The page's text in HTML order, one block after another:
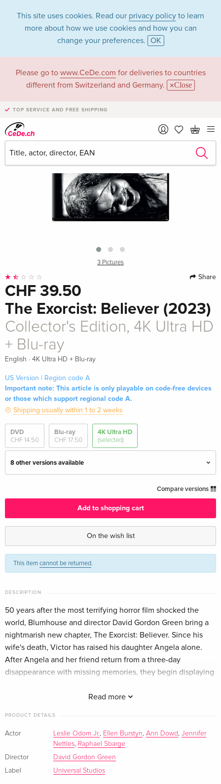
This site uses cookies. Read our privacy policy to learn
more about how we use cookies and how you can
change your preferences. OK
Please go to www.CeDe.com for deliveries to countries
different from Switzerland and Germany.
Close
TOP SERVICE AND FREE SHIPPING
›
3 Pictures
Share
CHF 39.50
The Exorcist: Believer (2023)
Collector's Edition, 4K Ultra HD
+ Blu-ray
English · 4K Ultra HD + Blu-ray
US Version | Region code A
Important note: This article is only playable on code-free devices
or those which support regional code A.
Shipping usually within 1 to 2 weeks
DVD
CHF 14.50
Blu-ray
CHF 17.50
4K Ultra HD
(selected)
8 other versions available
CHF 33.50
Limited Edition, Steelbook, 4K Ultra HD + Blu-
CHF 54.50
Limited Special Edition, Steelbook, 4K Ultra
HD + Blu-ray
Collector's Edition, 4K Ultra HD + Blu-ray —
English · US Version
CHF 39.50
Standard edition
German
CHF 24.50
French
Limited Edition, Steelbook, 4K Ultra HD + Blu-
Italian
Compare versions
Add to shopping cart
On the wish list
This itemcannot be returned.
DESCRIPTION
Read more
50 years after the most terrifying horror film shocked the
world, Blumhouse and director David Gordon Green bring a
nightmarish new chapter, The Exorcist: Believer. Since his
wife's death, Victor has raised his daughter Angela alone.
After Angela and her friend return from a three-day
disappearance with missing memories, they begin displaying
person who has seen anything like this before: Chris
PRODUCT DETAILS
Actor Leslie Odom Jr., Ellen Burstyn, Ann Dowd , Jennifer
Nettles, Raphael Sbarge
Director
David Gordon Green
Label
Universal Studios